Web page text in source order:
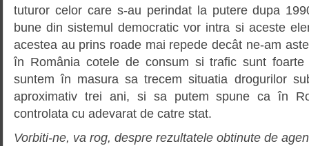
tuturor celor care s-au perindat la putere dupa
bune din sistemul democratic vor intra si aceste
acestea au prins roade mai repede decât ne-am
în România cotele de consum si trafic sunt foarte
suntem în masura sa trecem situatia drogurilor
aproximativ trei ani, si sa putem spune ca în
controlata cu adevarat de catre stat.
Vorbiti-ne, va rog, despre rezultatele obtinute de